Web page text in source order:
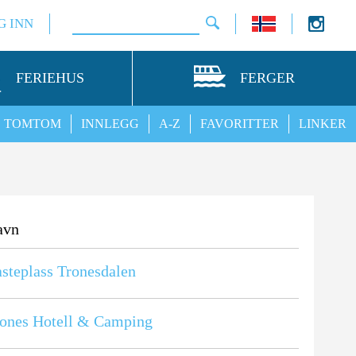
INN
FERIEHUS FERGER
LINKER
FAVORITTER
A-Z
INNLEGG
TOMTOM
Tronesdalen
Hotell & Camping